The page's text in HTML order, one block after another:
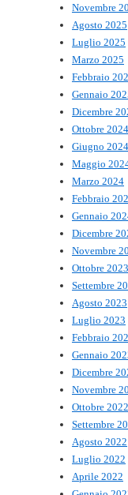
Novembre
Agosto 2025
Luglio 2025
Marzo 2025
Febbraio
Gennaio
Dicembre
Ottobre 2024
Giugno 2024
Maggio
Marzo 2024
Febbraio
Gennaio
Dicembre
Novembre
Ottobre 2023
Settembre
Agosto 2023
Luglio 2023
Febbraio
Gennaio
Dicembre
Novembre
Ottobre 2022
Settembre
Agosto 2022
Luglio 2022
Aprile 2022